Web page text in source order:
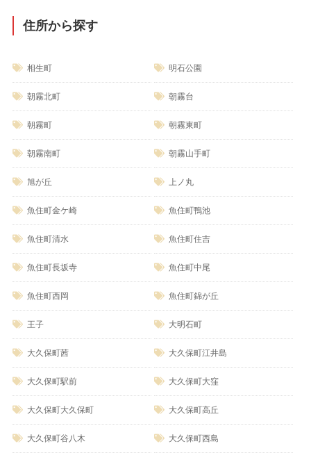
住所から探す
相生町 明石公園
朝霧北町 朝霧台
朝霧町 朝霧東町
朝霧南町 朝霧山手町
旭が丘 上ノ丸
魚住町金ケ崎 魚住町鴨池
魚住町清水 魚住町住吉
魚住町長坂寺 魚住町中尾
魚住町西岡 魚住町錦が丘
王子 大明石町
大久保町茜 大久保町江井島
大久保町駅前 大久保町大窪
大久保町大久保町 大久保町高丘
大久保町谷八木 大久保町西島